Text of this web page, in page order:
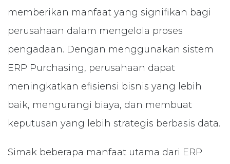
memberikan manfaat yang signifikan bagi
perusahaan dalam mengelola proses
pengadaan. Dengan menggunakan sistem
ERP Purchasing, perusahaan dapat
meningkatkan efisiensi bisnis yang lebih
baik, mengurangi biaya, dan membuat
keputusan yang lebih strategis berbasis data.
Simak beberapa manfaat utama dari ERP